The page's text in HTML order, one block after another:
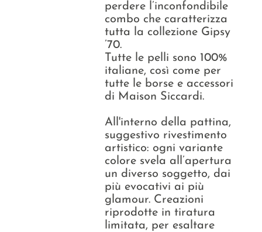
perdere l’inconfondibile
combo che caratterizza
tutta la collezione Gipsy
’70.
Tutte le pelli sono 100%
italiane, così come per
tutte le borse e accessori
di Maison Siccardi.
All'interno della pattina,
suggestivo rivestimento
artistico: ogni variante
colore svela all’apertura
un diverso soggetto, dai
più evocativi ai più
glamour. Creazioni
riprodotte in tiratura
limitata, per esaltare